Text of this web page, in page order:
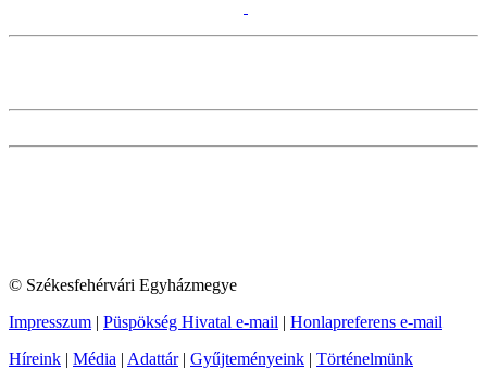
© Székesfehérvári Egyházmegye
Impresszum | Püspökség Hivatal e-mail | Honlapreferens e-mail
Híreink | Média | Adattár| Gyűjteményeink | Történelmünk